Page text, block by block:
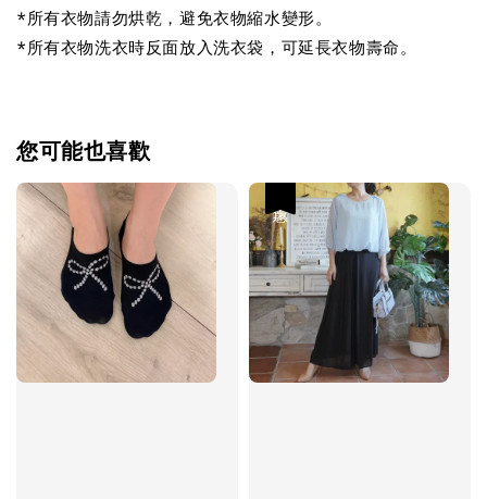
*所有衣物請勿烘乾，避免衣物縮水變形。
*所有衣物洗衣時反面放入洗衣袋，可延長衣物壽命。
您可能也喜歡